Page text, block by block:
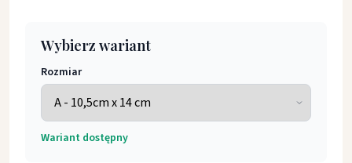
Wybierz wariant
Rozmiar
Wariant dostępny